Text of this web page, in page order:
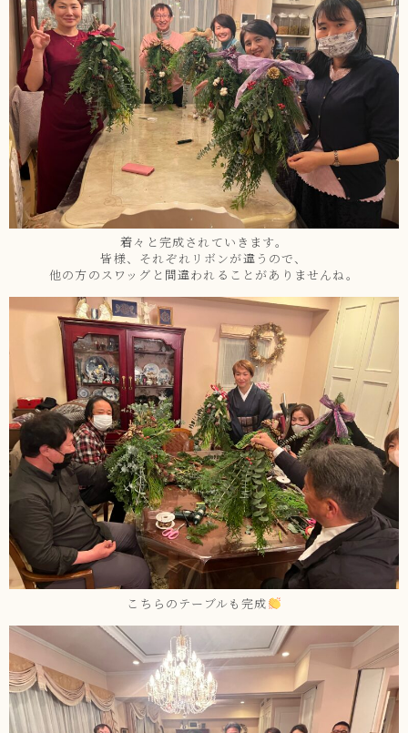
着々と完成されていきます。
皆様、それぞれリボンが違うので、
他の方のスワッグと間違われることがありませんね。
こちらのテーブルも完成